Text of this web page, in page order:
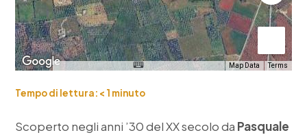
Map Data Terms
Tempo di lettura: < 1 minuto
Scoperto negli anni ’30 del XX secolo da Pasquale